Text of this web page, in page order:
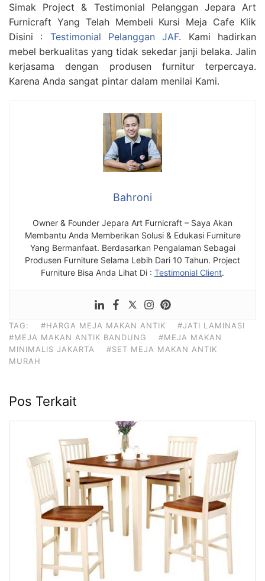
Simak Project & Testimonial Pelanggan Jepara Art
Furnicraft Yang Telah Membeli Kursi Meja Cafe Klik
Disini : Testimonial Pelanggan JAF. Kami hadirkan
mebel berkualitas yang tidak sekedar janji belaka. Jalin
kerjasama dengan produsen furnitur terpercaya.
Karena Anda sangat pintar dalam menilai Kami.
Bahroni
Owner & Founder Jepara Art Furnicraft – Saya Akan
Membantu Anda Memberikan Solusi & Edukasi Furniture
Yang Bermanfaat. Berdasarkan Pengalaman Sebagai
Produsen Furniture Selama Lebih Dari 10 Tahun. Project
Furniture Bisa Anda Lihat Di : Testimonial Client.
TAG: #HARGA MEJA MAKAN ANTIK
#JATI LAMINASI
#MEJA MAKAN ANTIK BANDUNG
#MEJA MAKAN
MINIMALIS JAKARTA
#SET MEJA MAKAN ANTIK
MURAH
Pos Terkait